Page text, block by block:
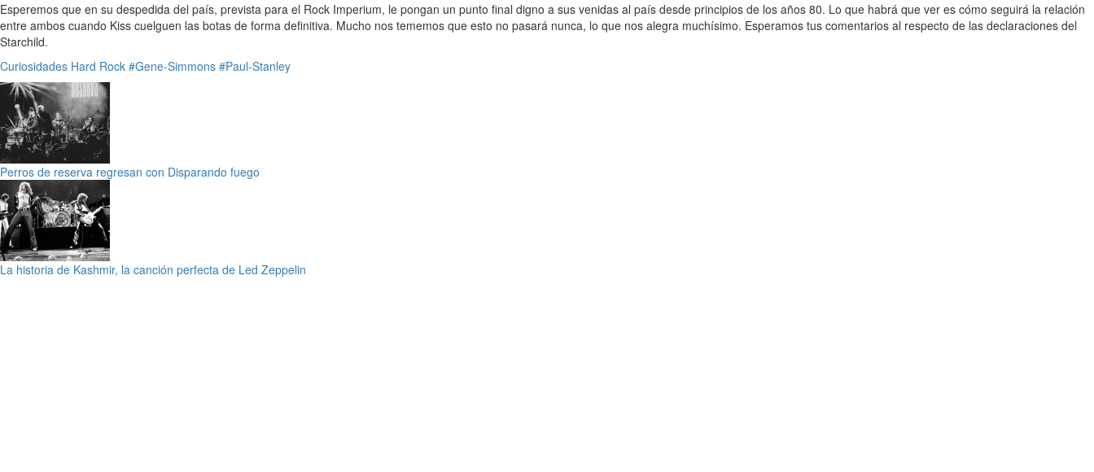
Esperemos que en su despedida del país, prevista para el Rock Imperium, le pongan un punto final digno a sus venidas al país desde principios de los años 80. Lo que habrá que ver es cómo seguirá la relación
entre ambos cuando Kiss cuelguen las botas de forma definitiva. Mucho nos tememos que esto no pasará nunca, lo que nos alegra muchísimo. Esperamos tus comentarios al respecto de las declaraciones del
Starchild.
Curiosidades Hard Rock #Gene-Simmons #Paul-Stanley
Perros de reserva regresan con Disparando fuego
La historia de Kashmir, la canción perfecta de Led Zeppelin